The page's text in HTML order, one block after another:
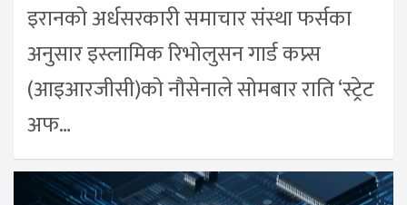
इरानको अर्धसरकारी समाचार संस्था फर्सका
अनुसार इस्लामिक रिभोलुसन गार्ड कप्र्स
(आइआरजीसी)को नौसेनाले सोमबार राति ‘स्ट्रेट
अफ…